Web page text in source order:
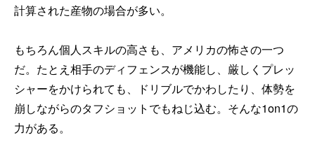
計算された産物の場合が多い。
もちろん個人スキルの高さも、アメリカの怖さの一つ
だ。たとえ相手のディフェンスが機能し、厳しくプレッ
シャーをかけられても、ドリブルでかわしたり、体勢を
崩しながらのタフショットでもねじ込む。そんな1on1の
力がある。